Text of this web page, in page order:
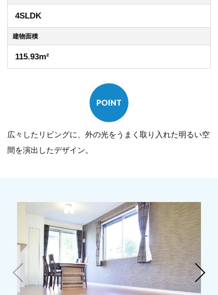
4SLDK
建物面積
115.93m²
POINT
広々したリビングに、外の光をうまく取り入れた明るい空
間を演出したデザイン。